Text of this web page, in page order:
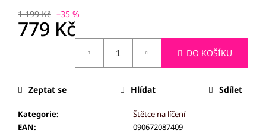
1 199 Kč –35 %
779 Kč
DO KOŠÍKU
Kategorie:
Štětce na líčení
EAN: 090672087409
Zeptat se Hlídat Sdílet
p
o
u